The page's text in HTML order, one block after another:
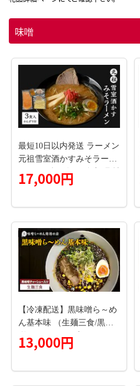
味噌
最短10日以内発送 ラーメン
元祖雪室酒かすみそラーメ
ン かんずり付き 3食入 具材
付き 冷凍 新潟ラーメン 上
17,000円
【冷凍配送】黒味噌ら～め
ん基本味 （生麺三食/黒味
噌チャーシュー入り） K0
29-003
13,000円